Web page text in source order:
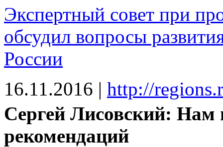
Экспертный совет при
обсудил вопросы
России
16.11.2016 | http://
Сергей Лисовский: Нам
рекомендаций